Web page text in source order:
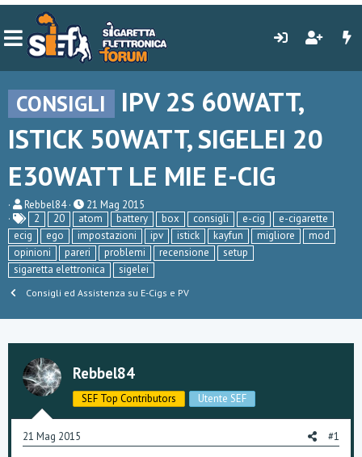
CONSIGLI
IPV 2S 60WATT,
ISTICK 50WATT, SIGELEI 20
E30WATT LE MIE E-CIG
C
r
e
a
t
o
r
e
i
c
s
s
n
e
Rebbel84
D
a
t
a
d
i
i
n
z
o
21 Mag 2015
2
20 atom battery box consigli e-cig
e-cigarette
ecig
ego impostazioni ipv istick kayfun migliore
mod
opinioni
pareri problemi recensione
setup
sigaretta elettronica
sigelei
Consigli ed Assistenza su E-Cigs e PV
Rebbel84
SEF Top Contributors Utente SEF
21 Mag 2015 #1